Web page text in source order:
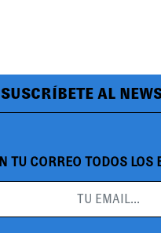
SUSCRÍBETE AL
TU CORREO TODOS LOS